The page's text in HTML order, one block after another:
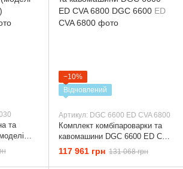
та
−10%
Відновлений
Артикул: DGC 6600 ED CVA 6800
Комплект комбіпароварки та
кавомашини DGC 6600 ED CVA
6800
117 961 грн 131 068 грн